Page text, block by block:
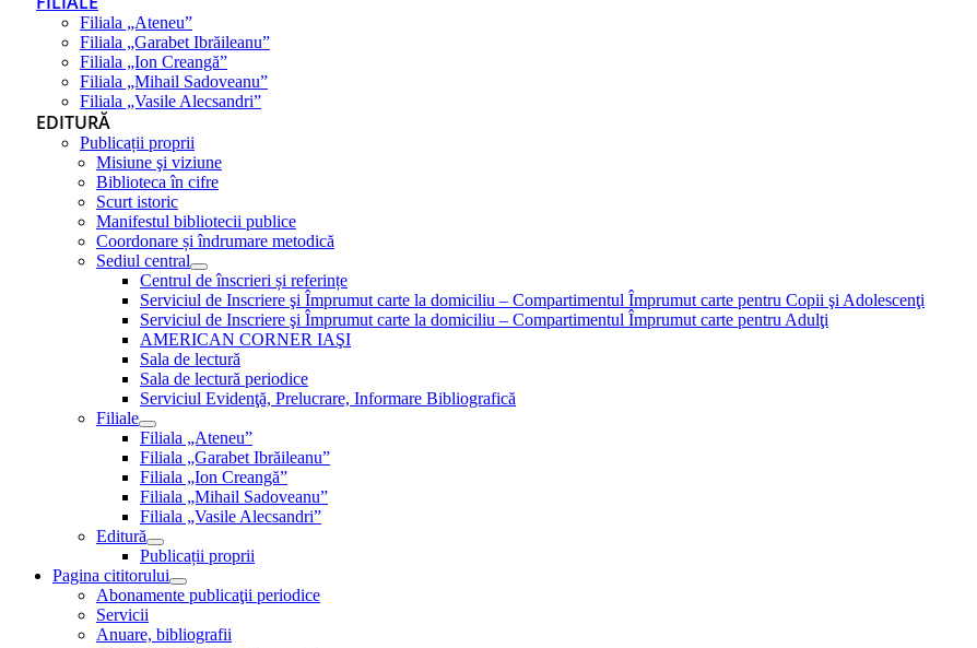
Filiala „Ateneu”
Filiala „Garabet Ibrăileanu”
Filiala „Ion Creangă”
Filiala „Mihail Sadoveanu”
Filiala „Vasile Alecsandri”
EDITURĂ
Publicații proprii
Misiune şi viziune
Biblioteca în cifre
Scurt istoric
Manifestul bibliotecii publice
Coordonare și îndrumare metodică
Sediul central
Centrul de înscrieri și referințe
Serviciul de Inscriere şi Împrumut carte la domiciliu – Compartimentul Împrumut carte pentru Copii şi Adolescenţi
Serviciul de Inscriere şi Împrumut carte la domiciliu – Compartimentul Împrumut carte pentru Adulţi
AMERICAN CORNER IAŞI
Sala de lectură
Sala de lectură periodice
Serviciul Evidenţă, Prelucrare, Informare Bibliografică
Filiale
Filiala „Ateneu”
Filiala „Garabet Ibrăileanu”
Filiala „Ion Creangă”
Filiala „Mihail Sadoveanu”
Filiala „Vasile Alecsandri”
Editură
Publicații proprii
Pagina cititorului
Abonamente publicaţii periodice
Servicii
Anuare, bibliografii